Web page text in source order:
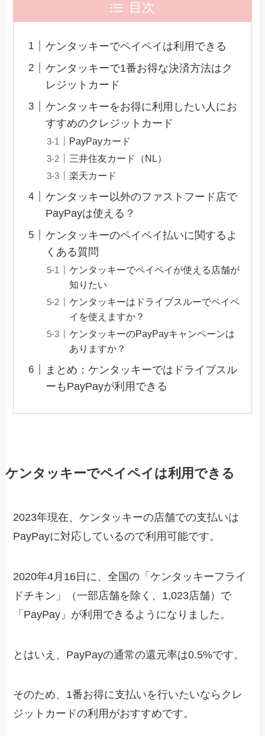
目次
ケンタッキーでペイペイは利用できる
ケンタッキーで1番お得な決済方法はク
レジットカード
ケンタッキーをお得に利用したい人にお
すすめのクレジットカード
PayPayカード
三井住友カード（NL）
楽天カード
ケンタッキー以外のファストフード店で
PayPayは使える？
ケンタッキーのペイペイ払いに関するよ
くある質問
ケンタッキーでペイペイが使える店舗が
知りたい
ケンタッキーはドライブスルーでペイペ
イを使えますか？
ケンタッキーのPayPayキャンペーンは
ありますか？
まとめ：ケンタッキーではドライブスル
ーもPayPayが利用できる
ケンタッキーでペイペイは利用できる
2023年現在、ケンタッキーの店舗での支払いは
PayPayに対応しているので利用可能です。
2020年4月16日に、全国の「ケンタッキーフライ
ドチキン」（一部店舗を除く、1,023店舗）で
「PayPay」が利用できるようになりました。
とはいえ、PayPayの通常の還元率は0.5%です。
そのため、1番お得に支払いを行いたいならクレ
ジットカードの利用がおすすめです。